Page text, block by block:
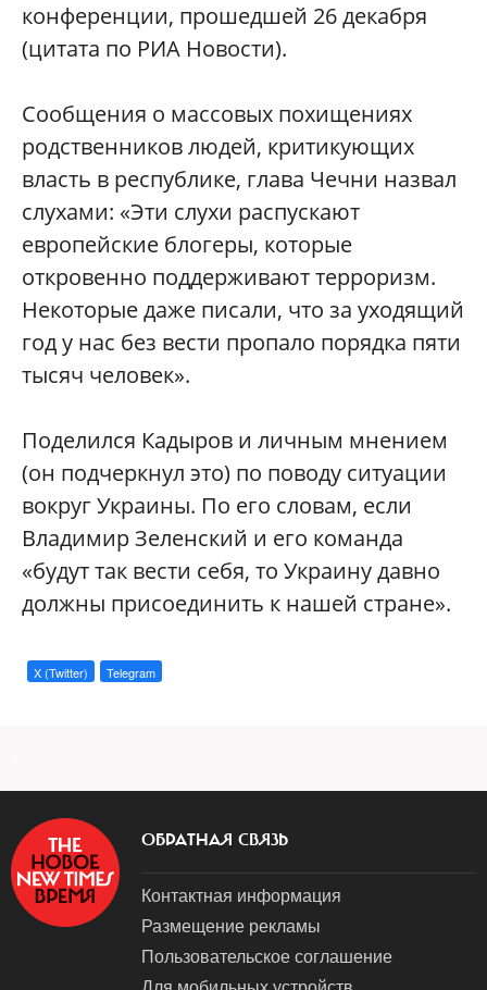
конференции, прошедшей 26 декабря
(цитата по РИА Новости).
Сообщения о массовых похищениях
родственников людей, критикующих
власть в республике, глава Чечни назвал
слухами: «Эти слухи распускают
европейские блогеры, которые
откровенно поддерживают терроризм.
Некоторые даже писали, что за уходящий
год у нас без вести пропало порядка пяти
тысяч человек».
Поделился Кадыров и личным мнением
(он подчеркнул это) по поводу ситуации
вокруг Украины. По его словам, если
Владимир Зеленский и его команда
«будут так вести себя, то Украину давно
должны присоединить к нашей стране».
X (Twitter) Telegram
ОБРАТНАЯ СВЯЗЬ
Контактная информация
Размещение рекламы
Пользовательское соглашение